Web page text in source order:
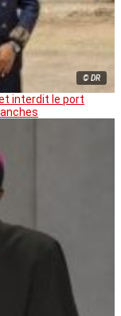
© DR
interdit le port